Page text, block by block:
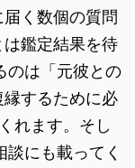
く数個の質問
鑑定結果を待
のは「元彼との
するために必
れます。そし
にも載ってく